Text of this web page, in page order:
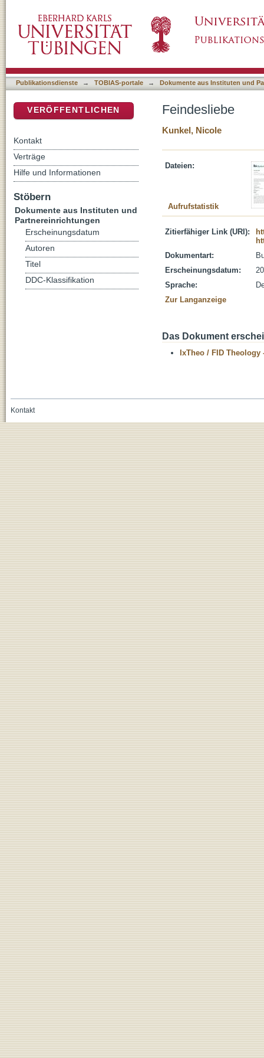
Publikationsdienste → TOBIAS-portale → Dokumente aus Instituten und
Feindesliebe
Kunkel, Nicole
Dateien:
Aufrufstatistik
Zitierfähiger Link (URI):
Dokumentart:
Erscheinungsdatum:
Sprache:
Zur Langanzeige
Das Dokument
IxTheo / FID Theology
VERÖFFENTLICHEN
Kontakt
Verträge
Hilfe und Informationen
Stöbern
Dokumente aus Instituten und
Partnereinrichtungen
Erscheinungsdatum
Autoren
Titel
DDC-Klassifikation
Kontakt